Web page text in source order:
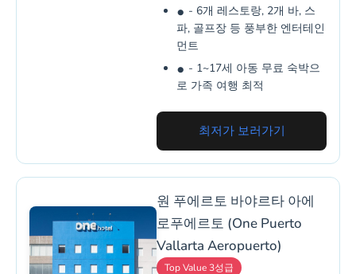
- 6개 레스토랑, 2개 바, 스
파, 골프장 등 풍부한 엔터테인
먼트
- 1~17세 아동 무료 숙박으
로 가족 여행 최적
최저가 보러가기
원 푸에르토 바야르타 아에
로푸에르토 (One Puerto
Vallarta Aeropuerto)
Top Value 3성급